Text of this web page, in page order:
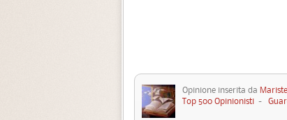
Opinione inserita da
Top 500 Opinionisti -